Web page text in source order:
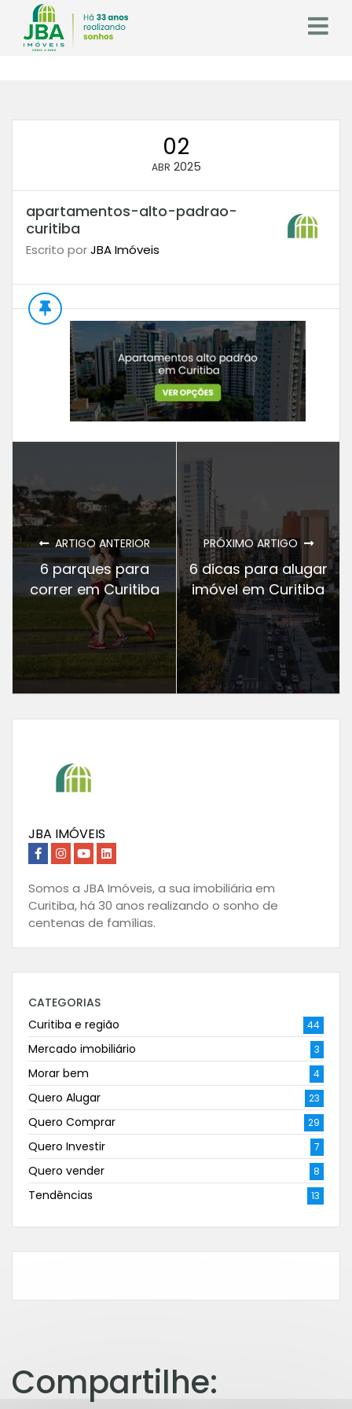
02
ABR 2025
apartamentos-alto-padrao-
curitiba
Escrito porJBA Imóveis
ARTIGO ANTERIOR
6 parques para
correr em Curitiba
PRÓXIMO ARTIGO
6 dicas para alugar
imóvel em Curitiba
JBA IMÓVEIS
Somos a JBA Imóveis, a sua imobiliária em
Curitiba, há 30 anos realizando o sonho de
centenas de famílias.
CATEGORIAS
Curitiba e região
44
Mercado imobiliário 3
Morar bem 4
Quero Alugar 23
Quero Comprar 29
Quero Investir 7
Quero vender 8
Tendências 13
Compartilhe: